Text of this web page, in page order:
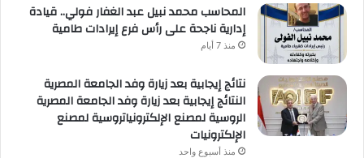
المحاسب محمد نبيل عبد الغفار فولي.. قيادة
إدارية ناجحة على رأس فرع إيرادات طامية
منذ 7 أيام
نتائج إيجابية بعد زيارة وفد الجامعة المصرية
النتائج إيجابية بعد زيارة وفد الجامعة المصرية
الروسية لمصنع الإلكترونياتروسية لمصنع
الإلكترونيات
منذ أسبوع واحد